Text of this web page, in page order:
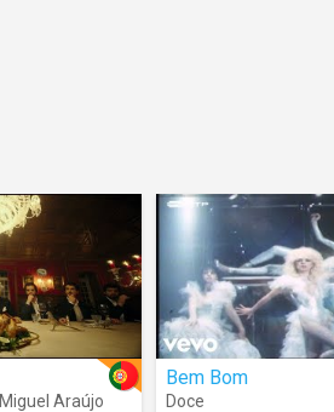
Miguel Araújo
Bem Bom
Doce